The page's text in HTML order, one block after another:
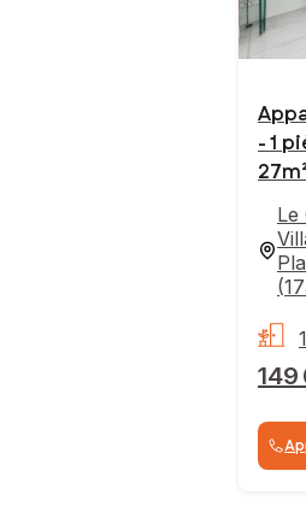
- 1
27m²
Le
(
149
1